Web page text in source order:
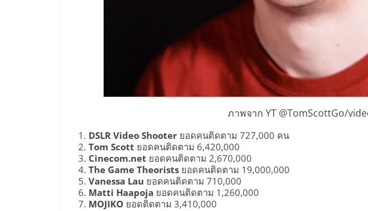
ลงทุน
และ
ขยาย
สา
ภาพจาก YT @TomScottGo/
DSLR Video Shooter ยอดคนติดตาม 727,000 คน
Tom Scott ยอดคนติดตาม 6,420,000
Cinecom.net ยอดคนติดตาม 2,670,000
The Game Theorists ยอดคนติดตาม 19,000,000
Vanessa Lau ยอดคนติดตาม 710,000
Matti Haapoja ยอดคนติดตาม 1,260,000
MOJIKO ยอดติดตาม 3,410,000